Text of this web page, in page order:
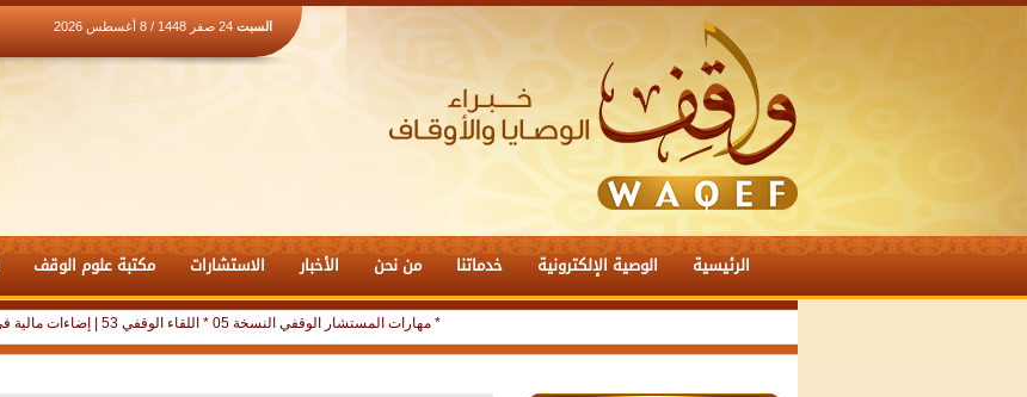
السبت
الرئيسية الوصية الإلكترونية خدماتنا من نحن الأخبار الاستشارات مكتبة علوم الوقف
* مهارات المستشار الوقفي النسخة 05 * اللقاء الوقفي 53 | إضاءات مالية في لائحة تنظيم أعمال النظارة |